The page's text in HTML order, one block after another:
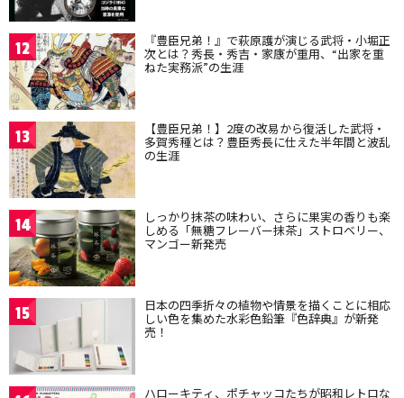
12 『豊臣兄弟！』で萩原護が演じる武将・小堀正
次とは？秀長・秀吉・家康が重用、“出家を重
ねた実務派”の生涯
13 【豊臣兄弟！】2度の改易から復活した武将・
多賀秀種とは？豊臣秀長に仕えた半年間と波乱
の生涯
14 しっかり抹茶の味わい、さらに果実の香りも楽
しめる「無糖フレーバー抹茶」ストロベリー、
マンゴー新発売
15 日本の四季折々の植物や情景を描くことに相応
しい色を集めた水彩色鉛筆『色辞典』が新発
売！
ハローキティ、ポチャッコたちが昭和レトロな